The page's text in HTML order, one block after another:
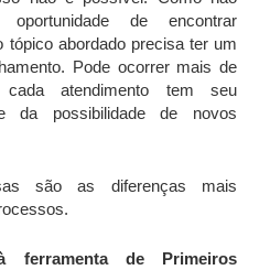
de encontrar
tópico abordado precisa ter um
Pode ocorrer mais de
atendimento tem seu
da possibilidade de novos
são as diferenças mais
ferramenta de Primeiros